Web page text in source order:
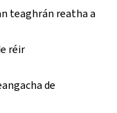
teaghrán reatha a
réir
de